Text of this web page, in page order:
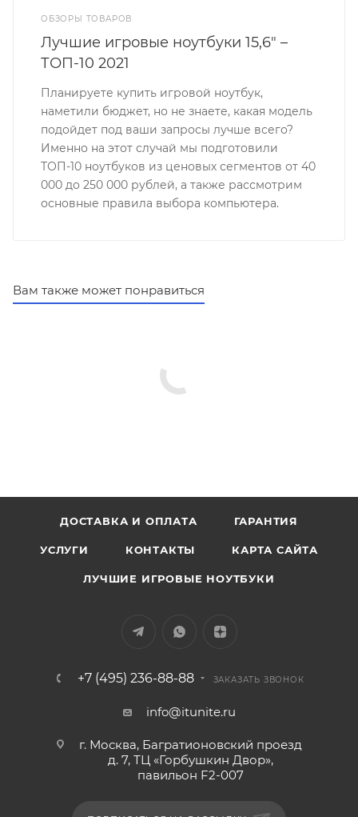
ОБЗОРЫ ТОВАРОВ
Лучшие игровые ноутбуки 15,6" –
ТОП-10 2021
Планируете купить игровой ноутбук,
наметили бюджет, но не знаете, какая модель
подойдет под ваши запросы лучше всего?
Именно на этот случай мы подготовили
ТОП-10 ноутбуков из ценовых сегментов от 40
000 до 250 000 рублей, а также рассмотрим
основные правила выбора компьютера.
Вам также может понравиться
ДОСТАВКА И ОПЛАТА ГАРАНТИЯ
УСЛУГИ КОНТАКТЫ КАРТА САЙТА
ЛУЧШИЕ ИГРОВЫЕ НОУТБУКИ
+7 (495) 236-88-88 ЗАКАЗАТЬ ЗВОНОК
info@itunite.ru
г. Москва, Багратионовский проезд
д. 7, ТЦ «Горбушкин Двор»,
павильон F2-007